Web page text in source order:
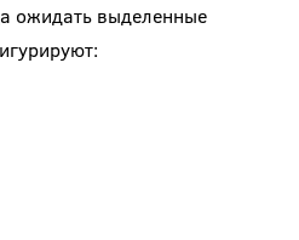
ожидать выделенные